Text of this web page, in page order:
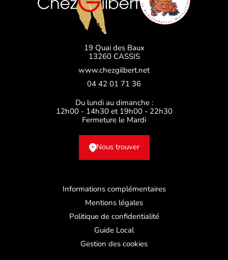
19 Quai des Baux
13260 CASSIS
www.chezgilbert.net
04 42 01 71 36
Du lundi au dimanche :
12h00 - 14h30 et 19h00 - 22h30
Fermeture le Mardi
Nous trouver
Informations complémentaires
Mentions légales
Politique de confidentialité
Guide Local
Gestion des cookies